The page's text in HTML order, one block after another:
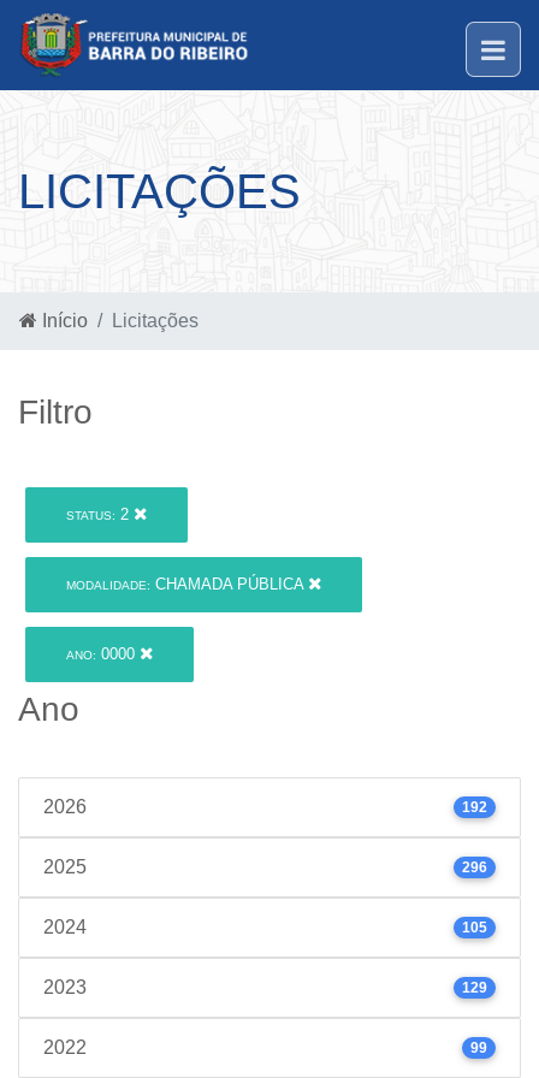
LICITAÇÕES
Início Licitações
Filtro
STATUS: 2
MODALIDADE: CHAMADA PÚBLICA
ANO: 0000
Ano
2026 192
2025 296
2024 105
2023 129
2022 99